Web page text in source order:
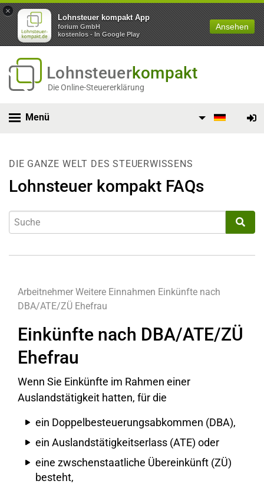
×
Lohnsteuer kompakt App
forium GmbH
kostenlos - In Google Play
Ansehen
Lohnsteuerkompakt
Die Online-Steuererklärung
Menü
DIE GANZE WELT DES STEUERWISSENS
Lohnsteuer kompakt FAQs
Arbeitnehmer Weitere Einnahmen Einkünfte nach
DBA/ATE/ZÜ Ehefrau
Einkünfte nach DBA/ATE/ZÜ
Ehefrau
Wenn Sie Einkünfte im Rahmen einer
Auslandstätigkeit hatten, für die
ein Doppelbesteuerungsabkommen (DBA),
ein Auslandstätigkeitserlass (ATE) oder
eine zwschenstaatliche Übereinkünft (ZÜ)
besteht,